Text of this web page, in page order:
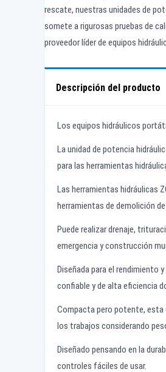
rescate, nuestras unidades de
somete a rigurosas pruebas de
proveedor líder de equipos
Descripción del producto
Los equipos hidráulicos
La unidad de potencia
para las herramientas
Las herramientas hidráulicas
herramientas de demolición
Puede realizar drenaje,
emergencia y construcción
Diseñada para el rendimiento
confiable y de alta eficiencia
Compacta pero potente, esta
los trabajos considerando
Diseñado pensando en la
controles fáciles de usar.